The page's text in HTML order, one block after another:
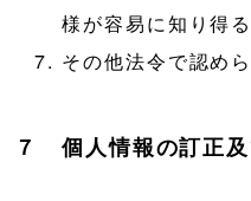
様が容易に知り得
その他法令で認め
７ 個人情報の訂正